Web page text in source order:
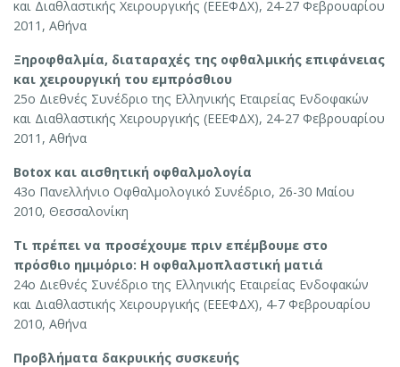
και Διαθλαστικής Χειρουργικής (ΕΕΕΦΔΧ), 24-27 Φεβρουαρίου
2011, Αθήνα
Ξηροφθαλμία, διαταραχές της οφθαλμικής επιφάνειας
και χειρουργική του εμπρόσθιου
25ο Διεθνές Συνέδριο της Ελληνικής Εταιρείας Ενδοφακών
και Διαθλαστικής Χειρουργικής (ΕΕΕΦΔΧ), 24-27 Φεβρουαρίου
2011, Αθήνα
Botox και αισθητική οφθαλμολογία
43ο Πανελλήνιο Οφθαλμολογικό Συνέδριο, 26-30 Μαίου
2010, Θεσσαλονίκη
Τι πρέπει να προσέχουμε πριν επέμβουμε στο
πρόσθιο ημιμόριο: Η οφθαλμοπλαστική ματιά
24ο Διεθνές Συνέδριο της Ελληνικής Εταιρείας Ενδοφακών
και Διαθλαστικής Χειρουργικής (ΕΕΕΦΔΧ), 4-7 Φεβρουαρίου
2010, Αθήνα
Προβλήματα δακρυικής συσκευής